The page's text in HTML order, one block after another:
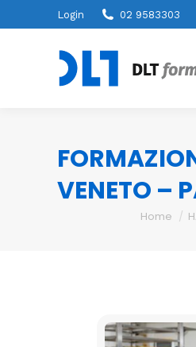
Login 02 9583303
VENETO –
You are
Home